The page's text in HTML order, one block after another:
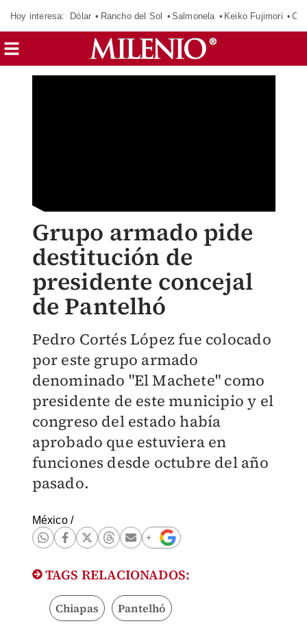
Hoy interesa: Dólar Rancho del Sol Salmonela Keiko Fujimori
Grupo armado pide
destitución de
presidente concejal
de Pantelhó
Pedro Cortés López fue colocado
por este grupo armado
denominado "El Machete" como
presidente de este municipio y el
congreso del estado había
aprobado que estuviera en
funciones desde octubre del año
pasado.
México/
TAGS RELACIONADOS:
Chiapas Pantelhó